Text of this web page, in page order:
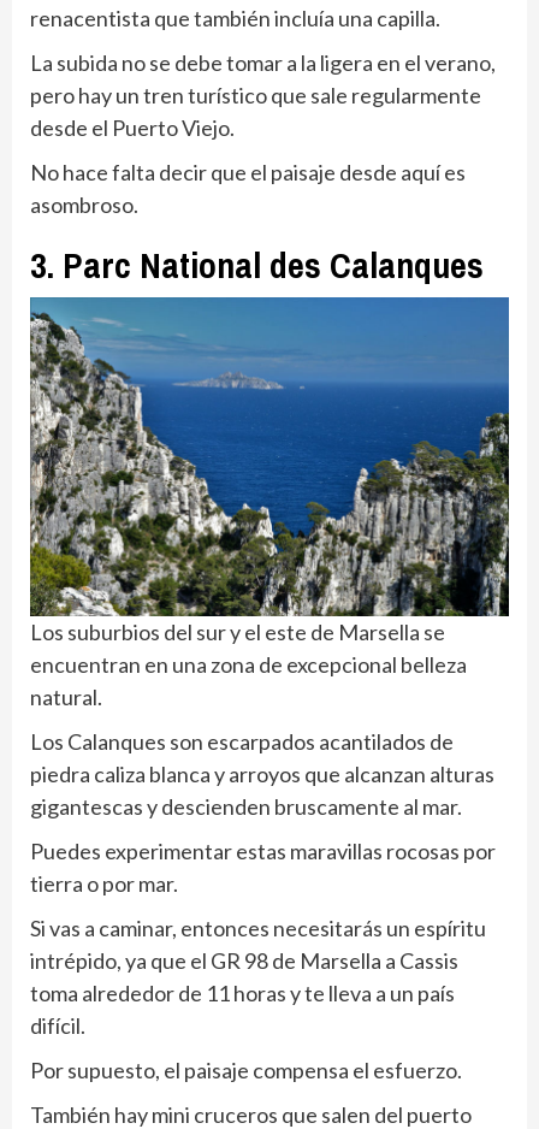
renacentista que también incluía una capilla.
La subida no se debe tomar a la ligera en el verano,
pero hay un tren turístico que sale regularmente
desde el Puerto Viejo.
No hace falta decir que el paisaje desde aquí es
asombroso.
3. Parc National des Calanques
Los suburbios del sur y el este de Marsella se
encuentran en una zona de excepcional belleza
natural.
Los Calanques son escarpados acantilados de
piedra caliza blanca y arroyos que alcanzan alturas
gigantescas y descienden bruscamente al mar.
Puedes experimentar estas maravillas rocosas por
tierra o por mar.
Si vas a caminar, entonces necesitarás un espíritu
intrépido, ya que el GR 98 de Marsella a Cassis
toma alrededor de 11 horas y te lleva a un país
difícil.
Por supuesto, el paisaje compensa el esfuerzo.
También hay mini cruceros que salen del puerto